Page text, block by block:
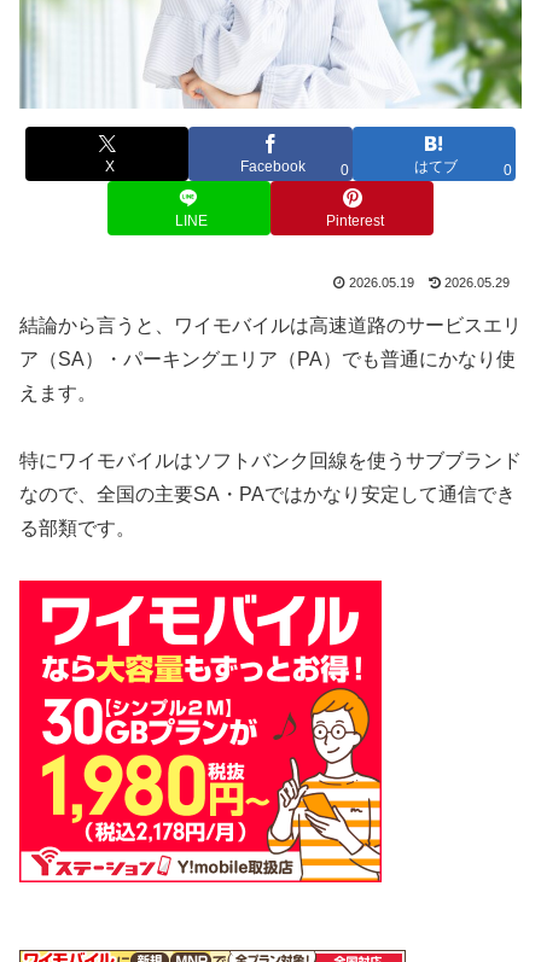
X Facebook 0 はてブ 0
LINE Pinterest
2026.05.19 2026.05.29
結論から言うと、ワイモバイルは高速道路のサービスエリ
ア（SA）・パーキングエリア（PA）でも普通にかなり使
えます。
特にワイモバイルはソフトバンク回線を使うサブブランド
なので、全国の主要SA・PAではかなり安定して通信でき
る部類です。